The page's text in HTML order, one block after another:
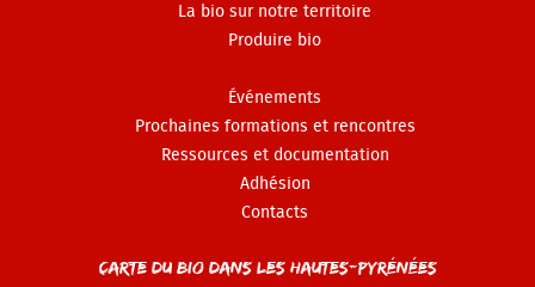
La bio sur notre territoire
Produire bio
Événements
Prochaines formations et rencontres
Ressources et documentation
Adhésion
Contacts
Carte du Bio dans les Hautes-Pyrénées